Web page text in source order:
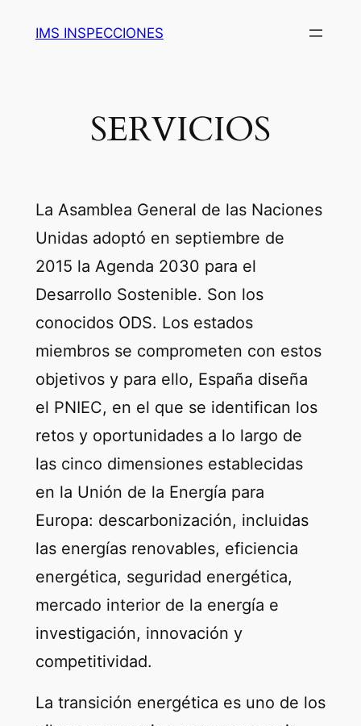
IMS INSPECCIONES
SERVICIOS
La Asamblea General de las Naciones
Unidas adoptó en septiembre de
2015 la Agenda 2030 para el
Desarrollo Sostenible. Son los
conocidos ODS. Los estados
miembros se comprometen con estos
objetivos y para ello, España diseña
el PNIEC, en el que se identifican los
retos y oportunidades a lo largo de
las cinco dimensiones establecidas
en la Unión de la Energía para
Europa: descarbonización, incluidas
las energías renovables, eficiencia
energética, seguridad energética,
mercado interior de la energía e
investigación, innovación y
competitividad.
La transición energética es uno de los